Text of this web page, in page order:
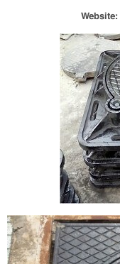
Website: